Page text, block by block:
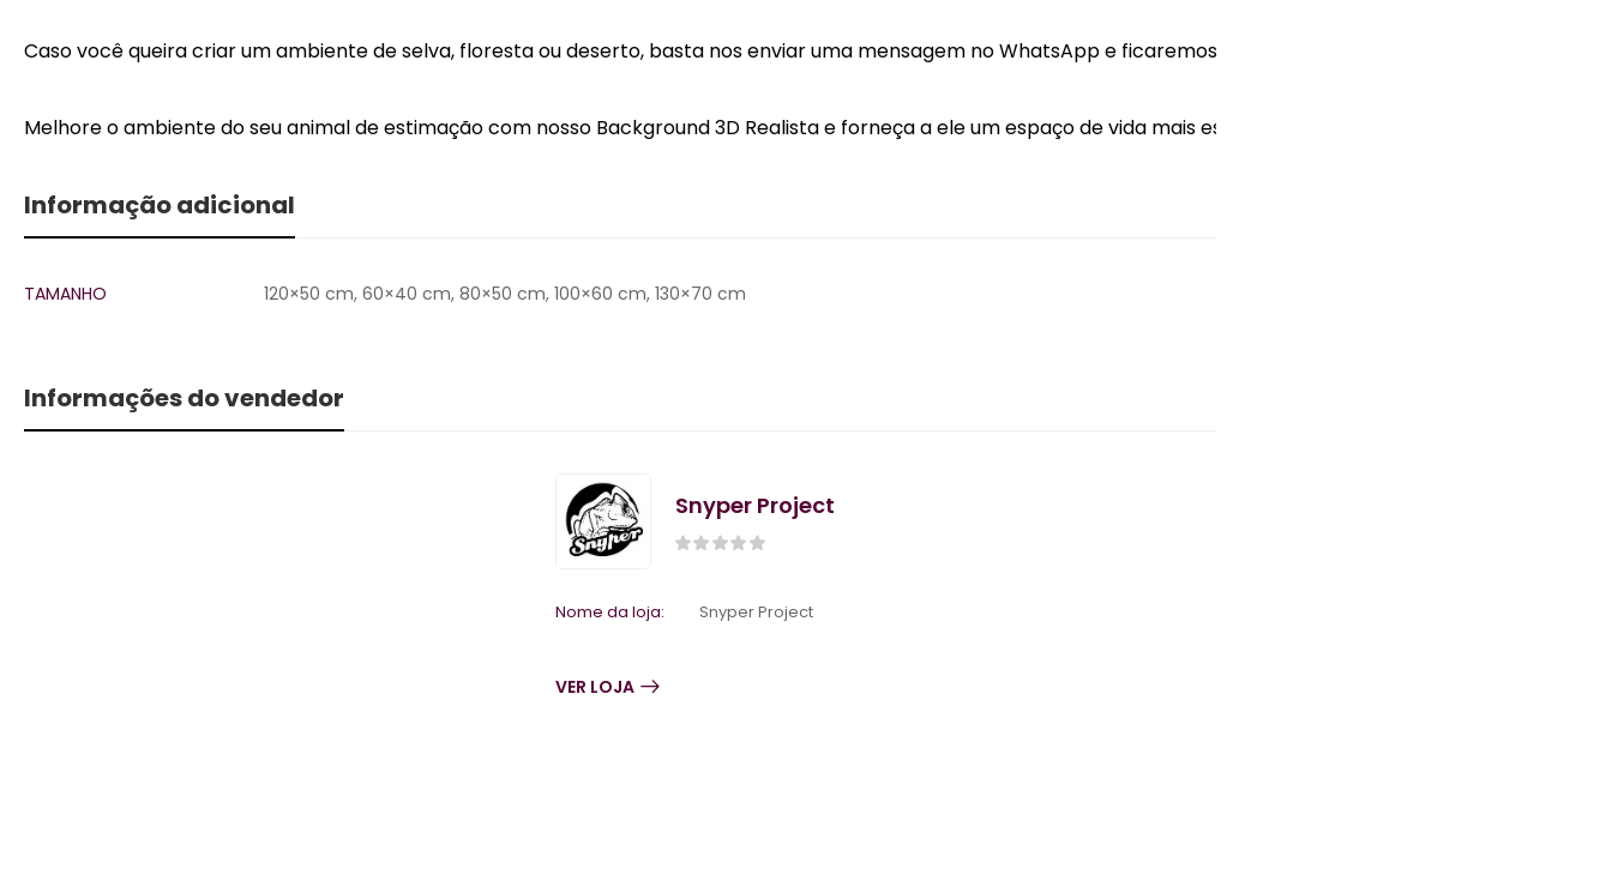
Caso você queira criar um ambiente de selva, floresta ou deserto, basta nos enviar uma mensagem no WhatsApp e ficaremos felizes em criar um fundo personalizado
Melhore o ambiente do seu animal de estimação com nosso Background 3D Realista e forneça a ele um espaço de vida mais estimulante e enriquecedor.
Informação adicional
TAMANHO 120×50 cm, 60×40 cm, 80×50 cm, 100×60 cm, 130×70 cm
Informações do vendedor
Snyper Project
Nome da loja: Snyper Project
VER LOJA